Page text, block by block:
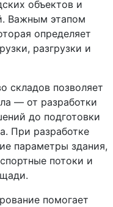
объектов и
Важным этапом
определяет
разгрузки и
складов позволяет
— от разработки
до подготовки
При разработке
параметры здания,
потоки и
помогает